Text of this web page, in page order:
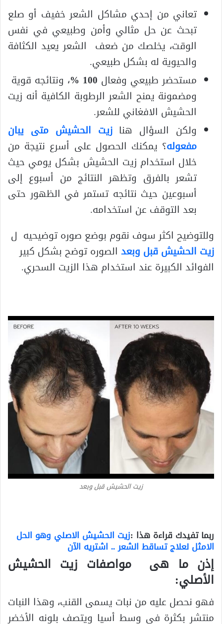
تعاني من إحدي مشاكل الشعر خفيف أو صلع
تبحث عن حل مثالي وأمن وطبيعي في نفس
الوقت، يخلصك من ضعف الشعر يعيد الكثافة
والحيوية له بشكل طبيعي.
مستحضر طبيعي وفعال 100 %
، ونتائجه قوية
ومضمونة يمنح الشعر الرطوبة الكافية أنه زيت
الحشيش الافغاني للشعر.
ولكن السؤال هنا زيت الحشيش متى يبان
مفعوله؟ يمكنك الحصول على أسرع نتيجة من
خلال استخدام زيت الحشيش بشكل يومي حيث
تشعر بالفرق وتظهر النتائج من أسبوع إلى
أسبوعين حيث نتائجه تستمر في الظهور حتى
بعد التوقف عن استخدامه.
وللتوضيح اكثر سوف نقوم بوضع صوره توضيحيه ل
زيت الحشيش قبل وبعد الصوره توضح بشكل كبير
الفوائد الكبيرة عند استخدام هذا الزيت السحري.
زيت الحشيش قبل وبعد
ربما تفيدك قراءة هذا :زيت الحشيش الاصلي وهو الحل
الامثل لعلاج تساقط الشعر .. اشتريه الآن
إذن ما هى مواصفات زيت الحشيش
الأصلي:
فهو نحصل عليه من نبات يسمى القنب، وهذا النبات
منتشر بكثرة في وسط أسيا ويتصف بلونه الأخضر